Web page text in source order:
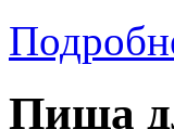
Пища